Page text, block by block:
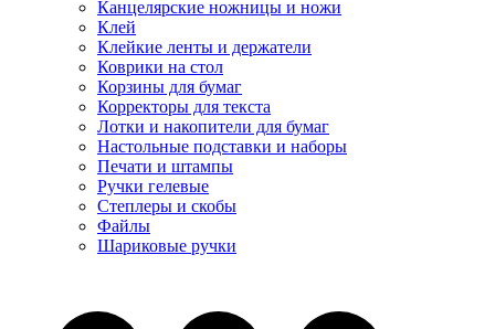
Канцелярские ножницы и ножи
Клей
Клейкие ленты и держатели
Коврики на стол
Корзины для бумаг
Корректоры для текста
Лотки и накопители для бумаг
Настольные подставки и наборы
Печати и штампы
Ручки гелевые
Степлеры и скобы
Файлы
Шариковые ручки